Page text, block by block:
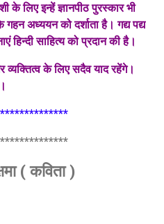
के लिए इन्हें ज्ञानपीठ पुरस्कार भी
अध्ययन को दर्शाता है। गद्य पद्य
हिन्दी साहित्य को प्रदान की है।
के लिए सदैव याद रहेंगे।
कविता )